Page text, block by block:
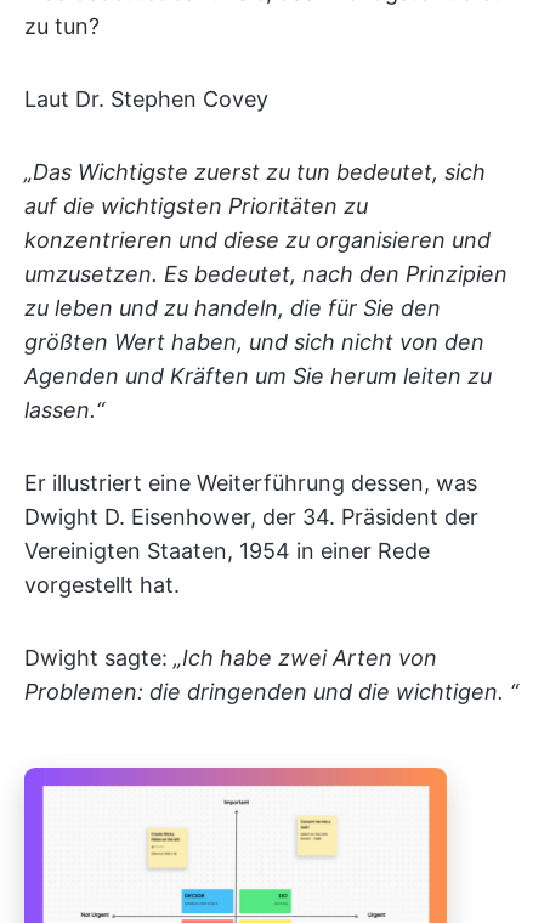
zu tun?
Laut Dr. Stephen Covey
„Das Wichtigste zuerst zu tun bedeutet, sich
auf die wichtigsten Prioritäten zu
konzentrieren und diese zu organisieren und
umzusetzen. Es bedeutet, nach den Prinzipien
zu leben und zu handeln, die für Sie den
größten Wert haben, und sich nicht von den
Agenden und Kräften um Sie herum leiten zu
lassen.“
Er illustriert eine Weiterführung dessen, was
Dwight D. Eisenhower, der 34. Präsident der
Vereinigten Staaten, 1954 in einer Rede
vorgestellt hat.
Dwight sagte: „Ich habe zwei Arten von
Problemen: die dringenden und die wichtigen. “